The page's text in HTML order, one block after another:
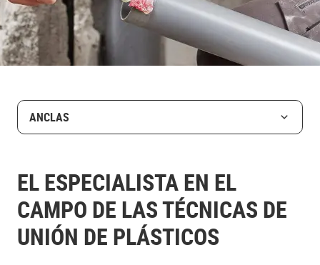
ANCLAS
EL ESPECIALISTA EN EL
CAMPO DE LAS TÉCNICAS DE
UNIÓN DE PLÁSTICOS